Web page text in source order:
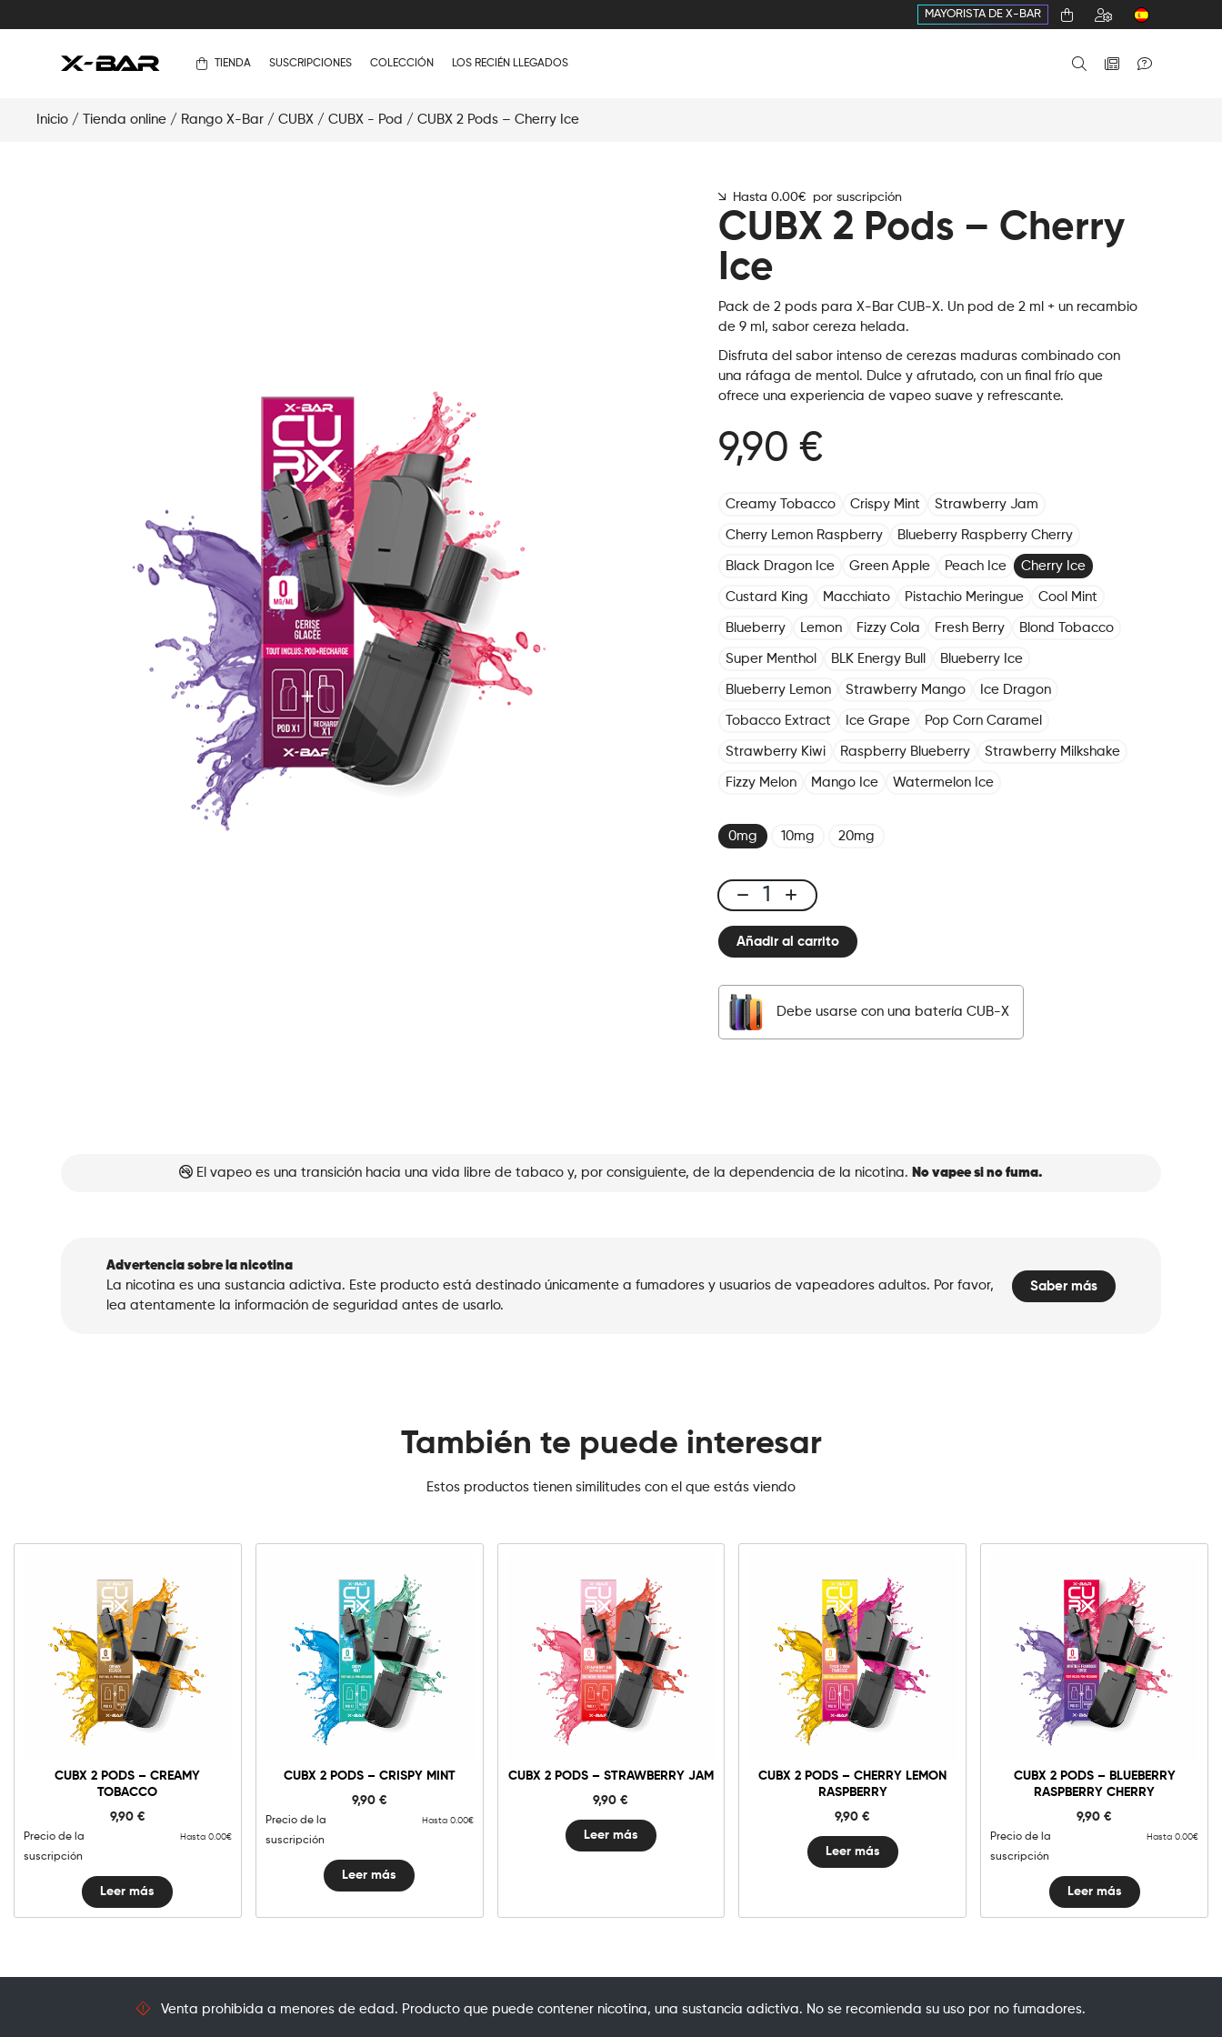
MAYORISTA DE X-BAR
TIENDA SUSCRIPCIONES COLECCIÓN LOS RECIÉN LLEGADOS
Inicio / Tienda online / Rango X-Bar / CUBX / CUBX - Pod / CUBX 2 Pods – Cherry Ice
Hasta 0.00€ por suscripción
CUBX 2 Pods – Cherry
Ice
Pack de 2 pods para X-Bar CUB-X. Un pod de 2 ml + un recambio
de 9 ml, sabor cereza helada.
Disfruta del sabor intenso de cerezas maduras combinado con
una ráfaga de mentol. Dulce y afrutado, con un final frío que
ofrece una experiencia de vapeo suave y refrescante.
9,90 €
Creamy Tobacco Crispy Mint Strawberry Jam
Cherry Lemon Raspberry Blueberry Raspberry Cherry
Black Dragon Ice Green Apple Peach Ice Cherry Ice
Custard King Macchiato Pistachio Meringue Cool Mint
Blueberry Lemon Fizzy Cola Fresh Berry Blond Tobacco
Super Menthol BLK Energy Bull Blueberry Ice
Blueberry Lemon Strawberry Mango Ice Dragon
Tobacco Extract Ice Grape Pop Corn Caramel
Strawberry Kiwi Raspberry Blueberry Strawberry Milkshake
Fizzy Melon Mango Ice Watermelon Ice
0mg 10mg 20mg
CUBX
Pods
Cherry
Ice
cantidad
Añadir al carrito
Debe usarse con una batería CUB-X
El vapeo es una transición hacia una vida libre de tabaco y, por consiguiente, de la dependencia de la nicotina. No vapee si no fuma.
Advertencia sobre la nicotina
La nicotina es una sustancia adictiva. Este producto está destinado únicamente a fumadores y usuarios de vapeadores adultos. Por favor,
lea atentamente la información de seguridad antes de usarlo.
Saber más
También te puede interesar
Estos productos tienen similitudes con el que estás viendo
CUBX 2 PODS – CREAMY
TOBACCO
9,90 €
Precio de la
suscripción
Hasta 0.00€
Leer más
CUBX 2 PODS – CRISPY MINT
9,90 €
Precio de la
suscripción
Hasta 0.00€
Leer más
CUBX 2 PODS – STRAWBERRY JAM
9,90€
Leer más
CUBX 2 PODS – CHERRY LEMON
RASPBERRY
9,90€
Leer más
CUBX 2 PODS – BLUEBERRY
RASPBERRY CHERRY
9,90€
Precio de la
suscripción
Hasta 0.00€
Leer más
Venta prohibida a menores de edad. Producto que puede contener nicotina, una sustancia adictiva. No se recomienda su uso por no fumadores.